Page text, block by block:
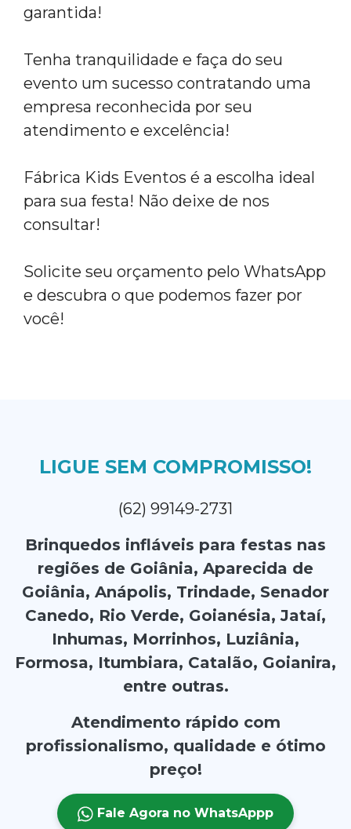
garantida!
Tenha tranquilidade e faça do seu
evento um sucesso contratando uma
empresa reconhecida por seu
atendimento e excelência!
Fábrica Kids Eventos é a escolha ideal
para sua festa! Não deixe de nos
consultar!
Solicite seu orçamento pelo WhatsApp
e descubra o que podemos fazer por
você!
LIGUE SEM COMPROMISSO!
(62) 99149-2731
Brinquedos infláveis para festas nas
regiões de Goiânia, Aparecida de
Goiânia, Anápolis, Trindade, Senador
Canedo, Rio Verde, Goianésia, Jataí,
Inhumas, Morrinhos, Luziânia,
Formosa, Itumbiara, Catalão, Goianira,
entre outras.
Atendimento rápido com
profissionalismo, qualidade e ótimo
preço!
Fale Agora no WhatsAppp